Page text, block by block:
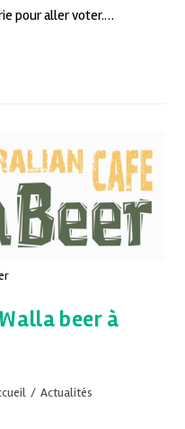
pour aller voter.…
beer à
/ Actualités